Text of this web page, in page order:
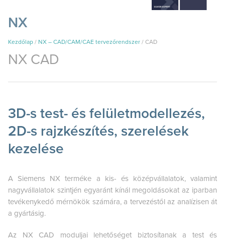
NX
Kezdőlap / NX – CAD/CAM/CAE tervezőrendszer / CAD
NX CAD
3D-s test- és felületmodellezés,
2D-s rajzkészítés, szerelések
kezelése
A Siemens NX terméke a kis- és középvállalatok, valamint
nagyvállalatok szintjén egyaránt kínál megoldásokat az iparban
tevékenykedő mérnökök számára, a tervezéstől az analízisen át
a gyártásig.
Az NX CAD moduljai lehetőséget biztosítanak a test és